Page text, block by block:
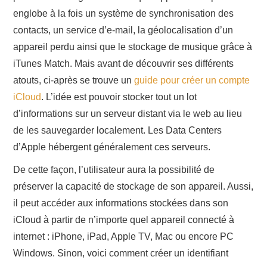
englobe à la fois un système de synchronisation des
contacts, un service d’e-mail, la géolocalisation d’un
appareil perdu ainsi que le stockage de musique grâce à
iTunes Match. Mais avant de découvrir ses différents
atouts, ci-après se trouve unguide pour créer un compte
iCloud. L’idée est pouvoir stocker tout un lot
d’informations sur un serveur distant via le web au lieu
de les sauvegarder localement. Les Data Centers
d’Apple hébergent généralement ces serveurs.
De cette façon, l’utilisateur aura la possibilité de
préserver la capacité de stockage de son appareil. Aussi,
il peut accéder aux informations stockées dans son
iCloud à partir de n’importe quel appareil connecté à
internet : iPhone, iPad, Apple TV, Mac ou encore PC
Windows. Sinon, voici comment créer un identifiant